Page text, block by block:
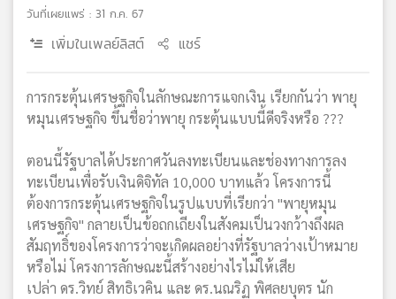
วันที่เผยแพร่ : 31 ก.ค. 67
เพิ่มในเพลย์ลิสต์ แชร์
การกระตุ้นเศรษฐกิจในลักษณะการแจกเงิน เรียกกันว่า พายุ
หมุนเศรษฐกิจ ขึ้นชื่อว่าพายุ กระตุ้นแบบนี้ดีจริงหรือ ???
ตอนนี้รัฐบาลได้ประกาศวันลงทะเบียนและช่องทางการลง
ทะเบียนเพื่อรับเงินดิจิทัล 10,000 บาทแล้ว โครงการนี้
ต้องการกระตุ้นเศรษฐกิจในรูปแบบที่เรียกว่า "พายุหมุน
เศรษฐกิจ" กลายเป็นข้อถกเถียงในสังคมเป็นวงกว้างถึงผล
สัมฤทธิ์ของโครงการว่าจะเกิดผลอย่างที่รัฐบาลว่างเป้าหมาย
หรือไม่ โครงการลักษณะนี้สร้างอย่างไรไม่ให้เสีย
เปล่า ดร.วิทย์ สิทธิเวคิน และ ดร.นณริฏ พิศลยบุตร นัก